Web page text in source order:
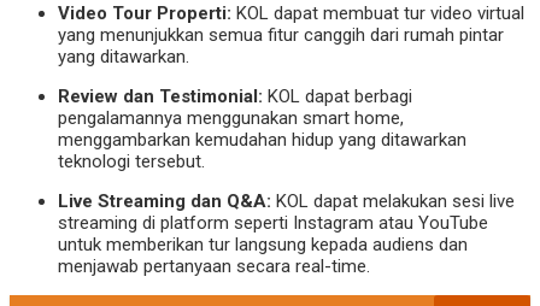
Video Tour Properti: KOL dapat membuat tur video virtual
yang menunjukkan semua fitur canggih dari rumah pintar
yang ditawarkan.
Review dan Testimonial: KOL dapat berbagi
pengalamannya menggunakan smart home,
menggambarkan kemudahan hidup yang ditawarkan
teknologi tersebut.
Live Streaming dan Q&A: KOL dapat melakukan sesi live
streaming di platform seperti Instagram atau YouTube
untuk memberikan tur langsung kepada audiens dan
menjawab pertanyaan secara real-time.